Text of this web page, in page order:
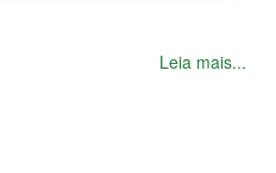
Leia mais...